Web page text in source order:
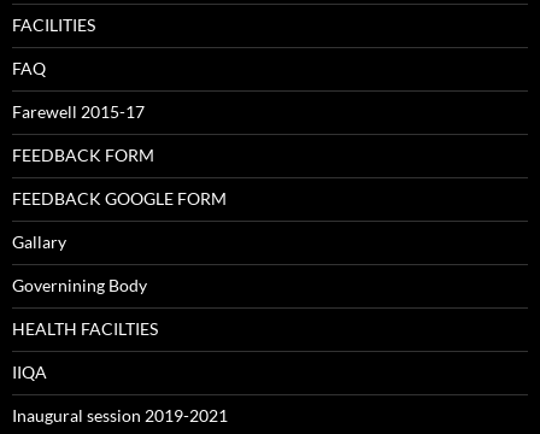
FACILITIES
FAQ
Farewell 2015-17
FEEDBACK FORM
FEEDBACK GOOGLE FORM
Gallary
Governining Body
HEALTH FACILTIES
IIQA
Inaugural session 2019-2021